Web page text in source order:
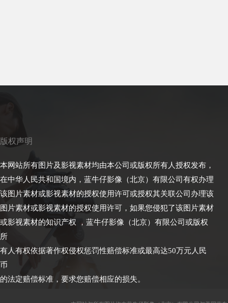
版权声明
本网站所有图片及影视素材均由本公司或版权所有人授权发布，
在中华人民共和国境内，蓝牛仔影像（北京）有限公司有权办理
该图片素材或影视素材的授权使用许可或授权其关联公司办理该
图片素材或影视素材的授权使用许可，如果您侵犯了该图片素材
或影视素材的知识产权 ，蓝牛仔影像（北京）有限公司或版权
所
有人有权依据著作权侵权惩罚性赔偿标准或最高达50万元人民
币
的法定赔偿标准，要求您赔偿相应的损失。